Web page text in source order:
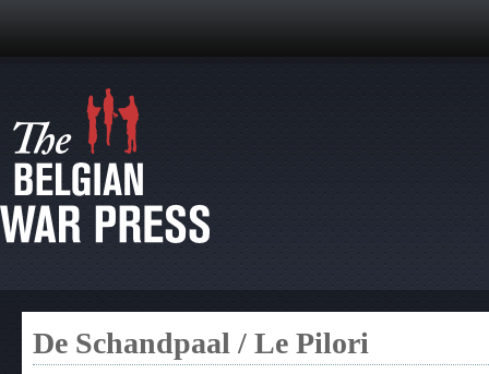
De Schandpaal / Le Pilori